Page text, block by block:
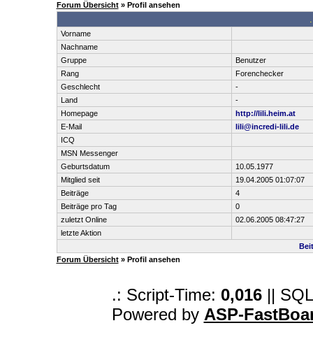
Forum Übersicht» Profil ansehen
Vorname
Nachname
Gruppe
Benutzer
Rang
Forenchecker
Geschlecht
-
Land
-
Homepage
http://lili.heim.at
E-Mail
lili@incredi-lili.de
ICQ
MSN Messenger
Geburtsdatum
10.05.1977
Mitglied seit
19.04.2005 01:07:07
Beiträge
4
Beiträge pro Tag
0
zuletzt Online
02.06.2005 08:47:27
letzte Aktion
Forum Übersicht» Profil ansehen
.: Script-Time: 0,016||
Powered by ASP-